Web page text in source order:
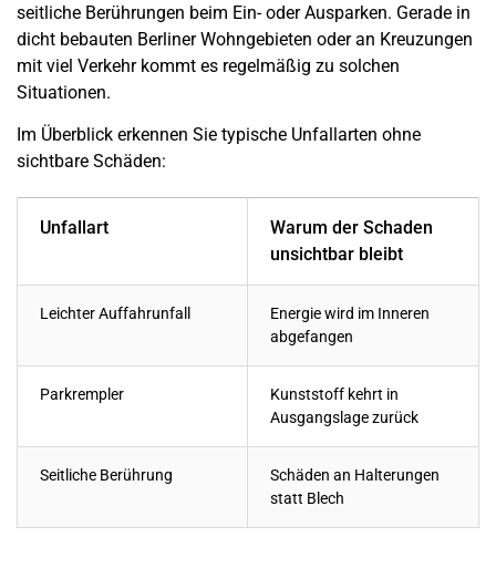
seitliche Berührungen beim Ein- oder Ausparken. Gerade in
dicht bebauten Berliner Wohngebieten oder an Kreuzungen
mit viel Verkehr kommt es regelmäßig zu solchen
Situationen.
Im Überblick erkennen Sie typische Unfallarten ohne
sichtbare Schäden:
Unfallart Warum der Schaden
unsichtbar bleibt
Leichter Auffahrunfall
Energie wird im Inneren
abgefangen
Parkrempler
Kunststoff kehrt in
Ausgangslage zurück
Seitliche Berührung
Schäden an Halterungen
statt Blech